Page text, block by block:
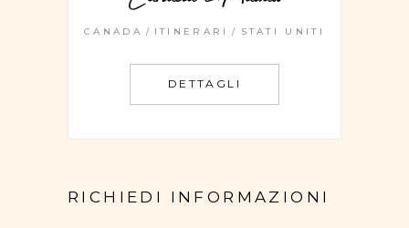
CANADA ITINERARI STATI UNITI
DETTAGLI
RICHIEDI INFORMAZIONI